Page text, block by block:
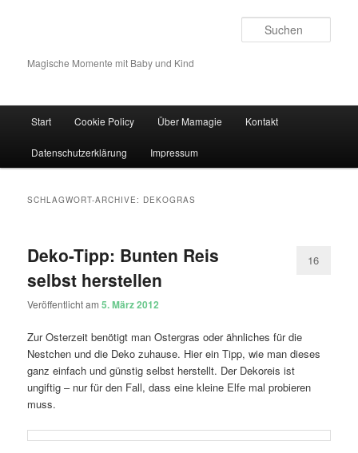
Magische Momente mit Baby und Kind
Zum Inhalt wechseln
Zum sekundären Inhalt wechseln
Start Cookie Policy Über Mamagie Kontakt
Datenschutzerklärung Impressum
SCHLAGWORT-ARCHIVE: DEKOGRAS
Deko-Tipp: Bunten Reis
selbst herstellen
Veröffentlicht am5. März 2012
16
Zur Osterzeit benötigt man Ostergras oder ähnliches für die
Nestchen und die Deko zuhause. Hier ein Tipp, wie man dieses
ganz einfach und günstig selbst herstellt. Der Dekoreis ist
ungiftig – nur für den Fall, dass eine kleine Elfe mal probieren
muss.